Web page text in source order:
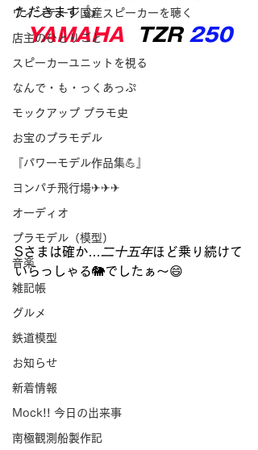
ヴィンテージ国産スピーカーを聴く
店主のひとりごと
スピーカーユニットを視る
なんで・も・っくあっぷ
モックアップ プラモ史
お宝のプラモデル
『パワーモデル作品集💪』
ヨンパチ飛行場✈✈✈
オーディオ
プラモデル（模型）
音楽
雑記帳
グルメ
鉄道模型
お知らせ
新着情報
Mock!! 今日の出来事
南極観測船製作記
ただきます 👍
YAMAHA TZR 250
Sさまは確か… 二十五年ほど乗り続けて
いらっしゃる🐘でしたぁ～😄